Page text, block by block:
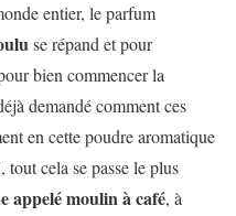
entier, le parfum
se répand et pour
bien commencer la
demandé comment ces
en cette poudre aromatique
cela se passe le plus
appelé moulin à café, à